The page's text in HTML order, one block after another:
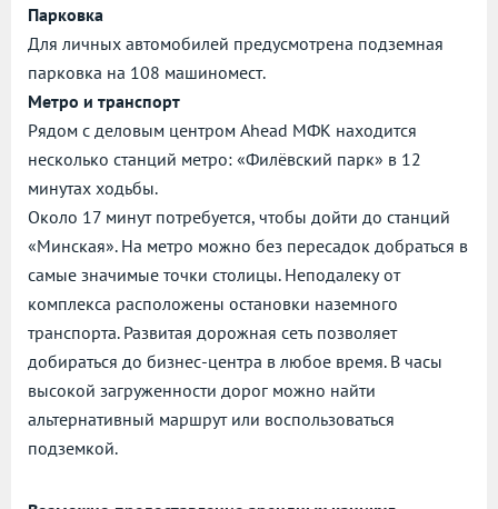
Парковка
Для личных автомобилей предусмотрена подземная
парковка на 108 машиномест.
Метро и транспорт
Рядом с деловым центром Ahead МФК находится
несколько станций метро: «Филёвский парк» в 12
минутах ходьбы.
Около 17 минут потребуется, чтобы дойти до станций
«Минская». На метро можно без пересадок добраться в
самые значимые точки столицы. Неподалеку от
комплекса расположены остановки наземного
транспорта. Развитая дорожная сеть позволяет
добираться до бизнес-центра в любое время. В часы
высокой загруженности дорог можно найти
альтернативный маршрут или воспользоваться
подземкой.